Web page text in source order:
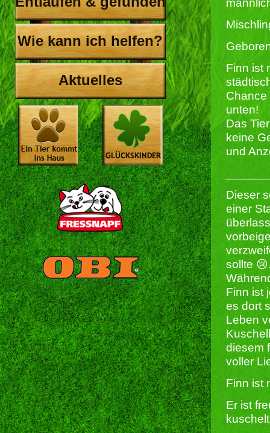
Wie kann ich helfen?
Aktuelles
Finn ist
unten!
Das
keine
und
Dieser
einer
sollte
Finn ist
es dort
Leben
diesem
voller
Finn ist
Er ist